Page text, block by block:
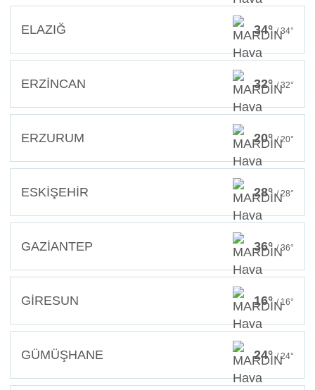
ELAZIĞ 34°/ 34°
ERZİNCAN 32°/ 32°
ERZURUM 20°/ 20°
ESKİŞEHİR 28°/ 28°
GAZİANTEP 36°/ 36°
GİRESUN 16°/ 16°
GÜMÜŞHANE 24°/ 24°